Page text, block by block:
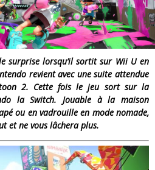
« MOFUSAND / Parler Japonais » – Des Expressions Pratiques !
« Dr Wertham / L’homme qui étudia les tueurs en série » - Un Métier à Risque !
Assassin's Creed Black Flag Resynced
« Le Vent dand les Saules » - Une Belle Histoire !
« Damn Them All » - Un duo de Choc !
Yoshi and the mysterious book
« WOLF-MAN / Integrale Tomes 1 et 2 » - Cruelle Vengeance !
surprise lorsqu’il sortit sur Wii U en
revient avec une suite attendue
2. Cette fois le jeu sort sur la
la Switch. Jouable à la maison
ou en vadrouille en mode nomade,
et ne vous lâchera plus.